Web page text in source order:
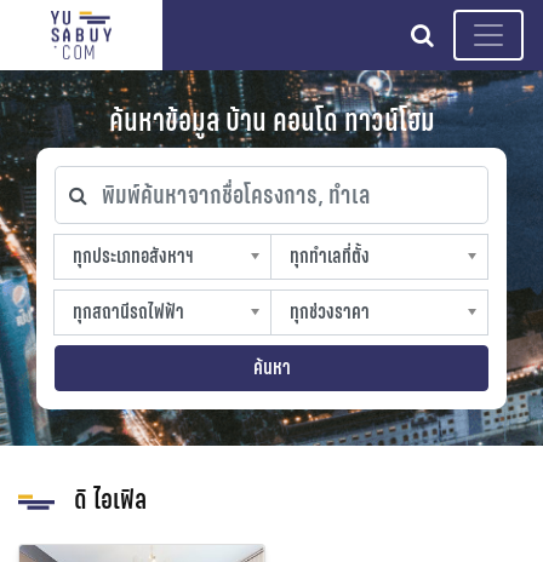
search
ค้นหาข้อมูล บ้าน คอนโด ทาวน์โฮม
พิมพ์ค้นหาจากชื่อโครงการ, ทำเล
ทุกประเภทอสังหาฯ
ทุกประเภทอสังหาฯ
sproperty
ทุกทำเลที่ตั้ง
ทุกทำเลที่ตั้ง
slocation
ทุกสถานีรถไฟฟ้า
ทุกสถานีรถไฟฟ้า
strain-station
ทุกช่วงราคา
ทุกช่วงราคา
sprice
ค้นหา
ดิ ไอเฟิล